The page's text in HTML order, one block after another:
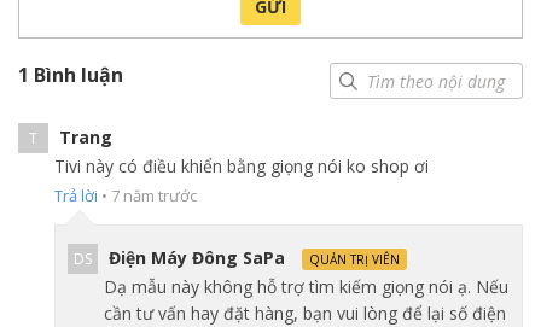
hình ảnh từ iPhone, iPad và Mac của bạn ngay trên Samsung
GỬI
1 Bình luận
T
Trang
Tivi này có điều khiển bằng giọng nói ko shop ơi
Trả lời • 7 năm trước
DS Điện Máy Đông SaPa QUẢN TRỊ VIÊN
Dạ mẫu này không hỗ trợ tìm kiếm giọng nói ạ. Nếu
cần tư vấn hay đặt hàng, bạn vui lòng để lại số điện